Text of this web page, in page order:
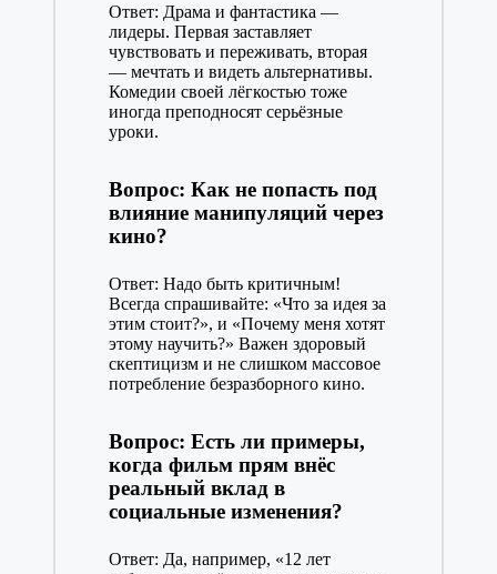
Ответ: Драма и фантастика —
лидеры. Первая заставляет
чувствовать и переживать, вторая
— мечтать и видеть альтернативы.
Комедии своей лёгкостью тоже
иногда преподносят серьёзные
уроки.
Вопрос: Как не попасть под
влияние манипуляций через
кино?
Ответ: Надо быть критичным!
Всегда спрашивайте: «Что за идея за
этим стоит?», и «Почему меня хотят
этому научить?» Важен здоровый
скептицизм и не слишком массовое
потребление безразборного кино.
Вопрос: Есть ли примеры,
когда фильм прям внёс
реальный вклад в
социальные изменения?
Ответ: Да, например, «12 лет